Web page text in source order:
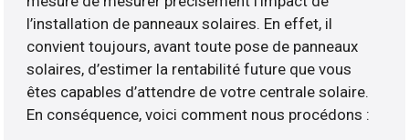
l’installation de panneaux solaires. En effet, il
convient toujours, avant toute pose de panneaux
solaires, d’estimer la rentabilité future que vous
êtes capables d’attendre de votre centrale solaire.
En conséquence, voici comment nous procédons :